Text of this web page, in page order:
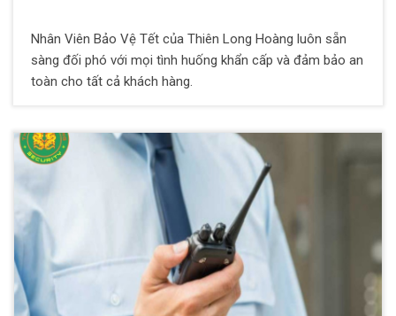
Nhân Viên Bảo Vệ Tết của Thiên Long Hoàng luôn sẵn
sàng đối phó với mọi tình huống khẩn cấp và đảm bảo an
toàn cho tất cả khách hàng.